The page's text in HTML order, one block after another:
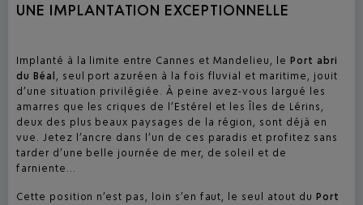
UNE IMPLANTATION EXCEPTIONNELLE
Implanté à la limite entre Cannes et Mandelieu, le Port abri
du Béal , seul port azuréen à la fois fluvial et maritime, jouit
d’une situation privilégiée. À peine avez-vous largué les
amarres que les criques de l’Estérel et les Îles de Lérins,
deux des plus beaux paysages de la région, sont déjà en
vue. Jetez l’ancre dans l’un de ces paradis et profitez sans
tarder d’une belle journée de mer, de soleil et de
farniente...
Cette position n’est pas, loin s’en faut, le seul atout du Port